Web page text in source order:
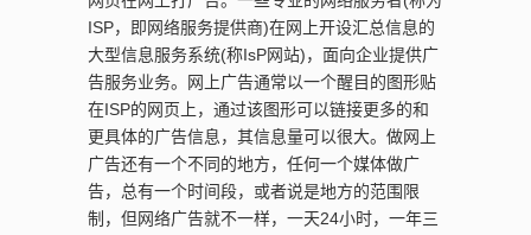
ISP，即网络服务提供商)在网上开设汇总信息的
大型信息服务系统(称IsP网站)，面向企业提供广
告服务业务。网上广告通常以一个醒目的图形贴
在ISP的网页上，通过该图形可以链接更多的和
更具体的广告信息，其信息量可以很大。做网上
广告还有一个不同的地方，任何一个媒体做广
告，总有一个时间段，或者说是地方的范围限
制，但网络广告就不一样，一天24小时，一年三